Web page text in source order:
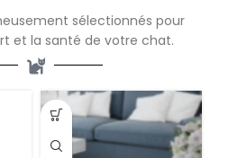
sélectionnés pour
et la santé de votre chat.